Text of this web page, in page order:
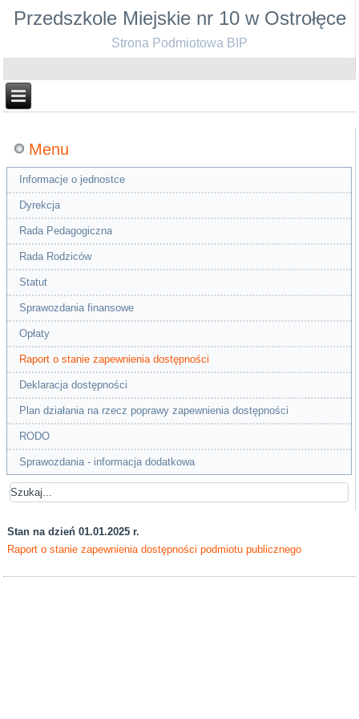
Przedszkole Miejskie nr 10 w Ostrołęce
Strona Podmiotowa BIP
Menu
Informacje o jednostce
Dyrekcja
Rada Pedagogiczna
Rada Rodziców
Statut
Sprawozdania finansowe
Opłaty
Raport o stanie zapewnienia dostępności
Deklaracja dostępności
Plan działania na rzecz poprawy zapewnienia dostępności
RODO
Sprawozdania - informacja dodatkowa
Stan na dzień 01.01.2025 r.
Raport o stanie zapewnienia dostępności podmiotu publicznego